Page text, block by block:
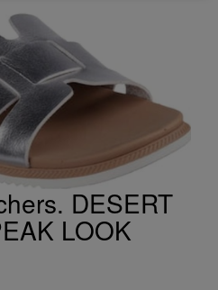
DESERT
LOOK